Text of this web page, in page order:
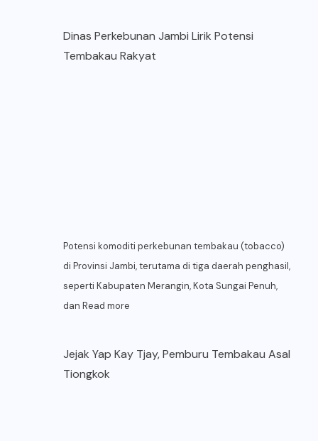
Dinas Perkebunan Jambi Lirik Potensi
Tembakau Rakyat
Potensi komoditi perkebunan tembakau (tobacco)
di Provinsi Jambi, terutama di tiga daerah penghasil,
seperti Kabupaten Merangin, Kota Sungai Penuh,
dan Read more
Jejak Yap Kay Tjay, Pemburu Tembakau Asal
Tiongkok